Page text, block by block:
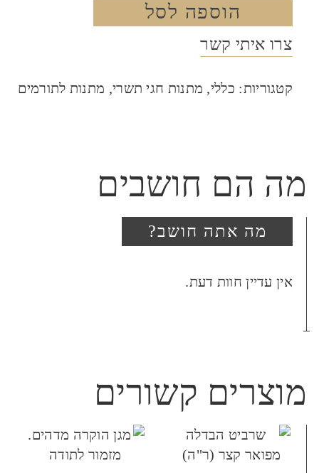
הוספה לסל
צרו איתי קשר
קטגוריות: כללי, מתנות חגי תשרי, מתנות לתורמים
מה הם חושבים
מה אתה חושב?
היה הראשון לכתוב סקירה
הביקורת שלך*
אין עדיין חוות דעת.
מוצרים קשורים